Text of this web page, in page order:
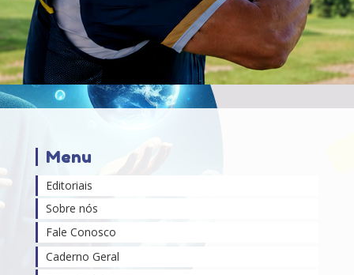
Menu
Editoriais
Sobre nós
Fale Conosco
Caderno Geral